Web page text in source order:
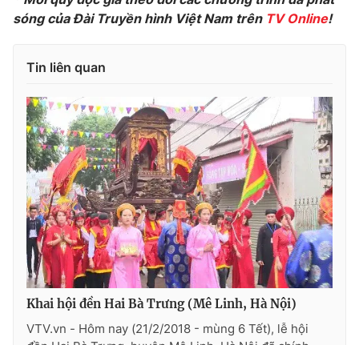
THỜI BÁO VTV
Theo dõi báo trên
Cơ quan chủ quản:Đài Truyền hình Việt Nam
Cơ quan báo chí:Thời báo VTV
Giấy phép hoạt động báo in và báo điện tử số 483/GP-BTTTT
cấp ngày 29/12/2023
Tổng Biên tập:Vũ Thanh Thủy
Phó Tổng Biên tập:
Nguyễn Trọng Ninh
Tổng đài VTV:024.38 355 931 - 024.38 355 932
sóng của Đài Truyền hình Việt Nam trên TV Online!
Tin liên quan
Khai hội đền Hai Bà Trưng (Mê Linh, Hà Nội)
VTV.vn - Hôm nay (21/2/2018 - mùng 6 Tết), lễ hội